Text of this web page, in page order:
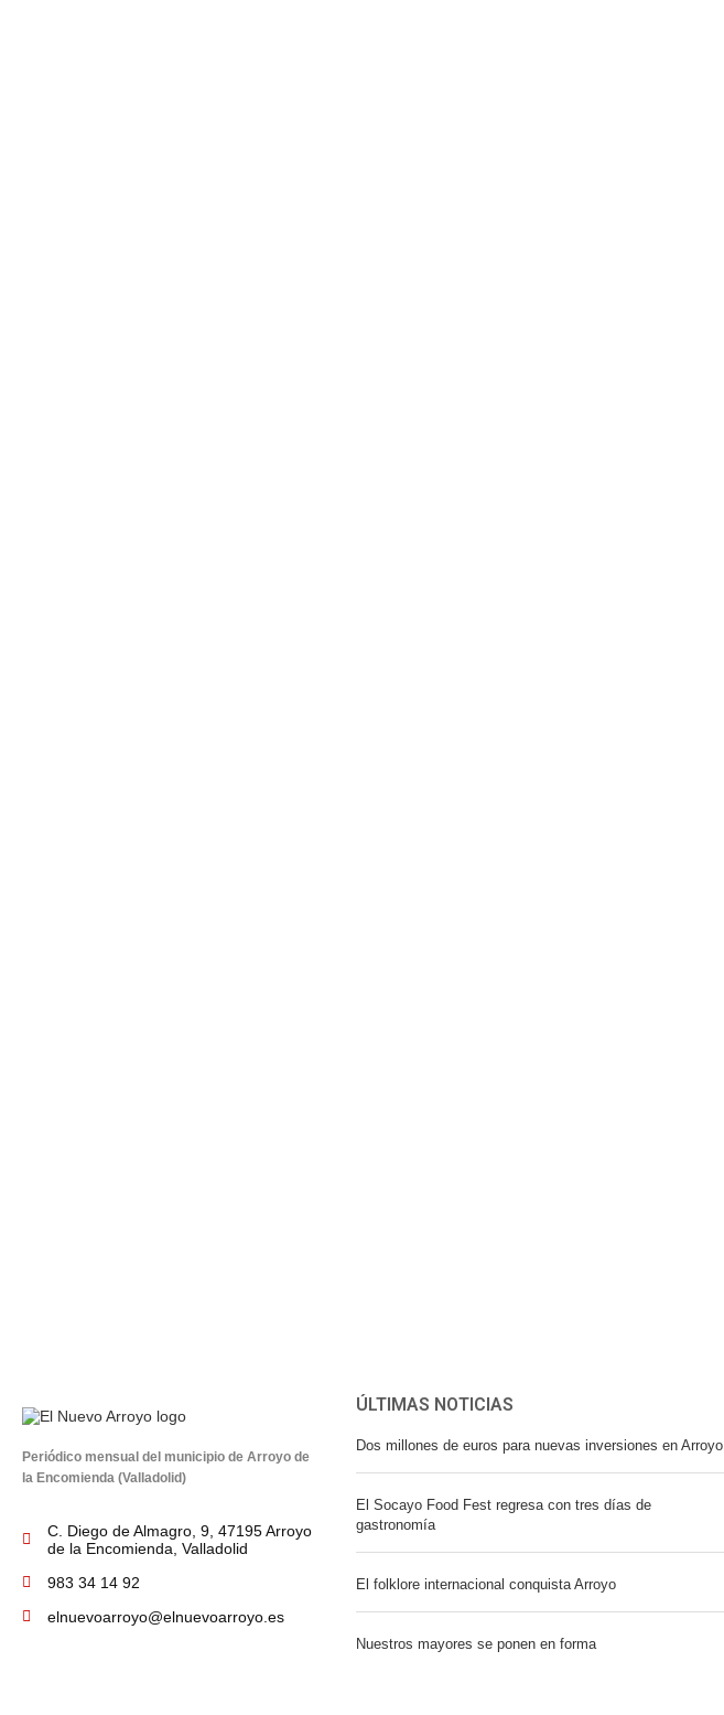
Periódico mensual del municipio de Arroyo de
la Encomienda (Valladolid)
C. Diego de Almagro, 9, 47195 Arroyo
de la Encomienda, Valladolid
983 34 14 92
elnuevoarroyo@elnuevoarroyo.es
ÚLTIMAS NOTICIAS
Dos millones de euros para nuevas inversiones en Arroyo
El Socayo Food Fest regresa con tres días de
gastronomía
El folklore internacional conquista Arroyo
Nuestros mayores se ponen en forma